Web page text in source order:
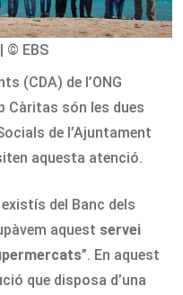
| © EBS
(CDA) de l’ONG
Càritas són les dues
de l’Ajuntament
aquesta atenció.
del Banc dels
aquest servei
”. En aquest
que disposa d’una